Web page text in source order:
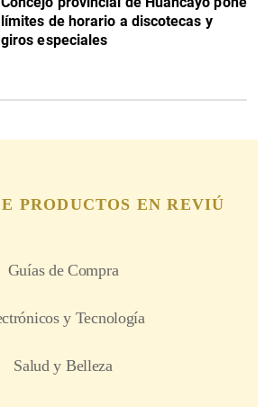
límites de horario a discotecas y
giros especiales